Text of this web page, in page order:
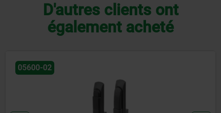
D'autres clients ont
également acheté
05600-02